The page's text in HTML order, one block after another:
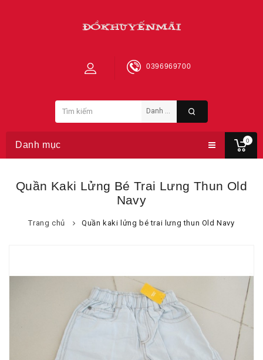
0
0396969700
Danh mục
Quần Kaki Lửng Bé Trai Lưng Thun Old
Navy
Trang chủ Quần kaki lửng bé trai lưng thun Old Navy